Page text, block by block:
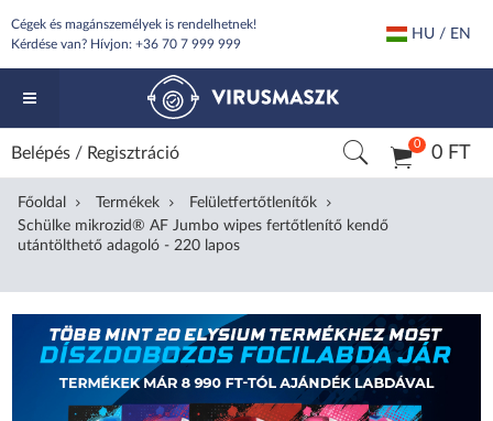
Cégek és magánszemélyek is rendelhetnek!
Kérdése van? Hívjon: +36 70 7 999 999
HU / EN
0 0 FT
Belépés / Regisztráció
Főoldal Termékek
Felületfertőtlenítők
Schülke mikrozid® AF Jumbo wipes fertőtlenítő kendő
utántölthető adagoló - 220 lapos